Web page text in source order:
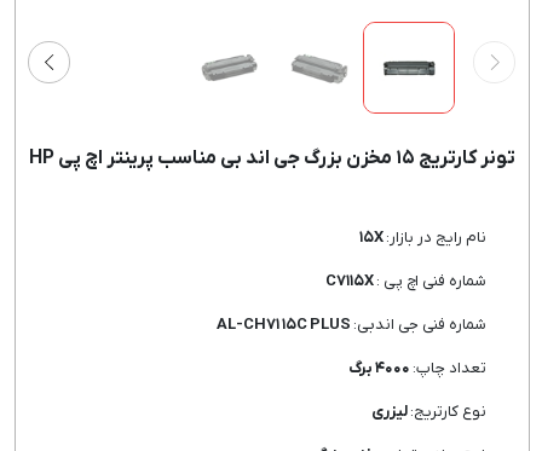
تونر کارتریج ۱۵ مخزن بزرگ جی اند بی مناسب پرینتر اچ پی HP
نام رایج در بازار:
شماره فنی اچ پی :
شماره فنی جی اندبی:
تعداد چاپ:
نوع کارتریج:لیزری